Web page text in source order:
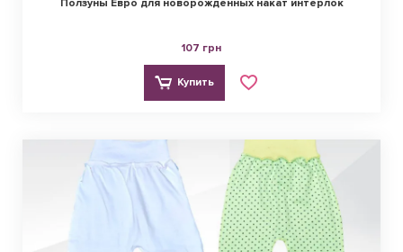
Ползуны Евро для новорожденных накат интерлок
107 грн
Купить